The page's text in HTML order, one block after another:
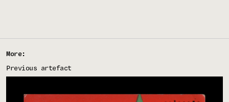
More:
Previous artefact